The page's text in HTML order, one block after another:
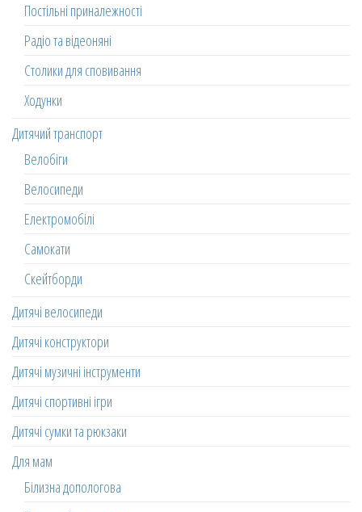
Постільні приналежності
Радіо та відеоняні
Столики для сповивання
Ходунки
Дитячий транспорт
Велобіги
Велосипеди
Електромобілі
Самокати
Скейтборди
Дитячі велосипеди
Дитячі конструктори
Дитячі музичні інструменти
Дитячі спортивні ігри
Дитячі сумки та рюкзаки
Для мам
Білизна допологова